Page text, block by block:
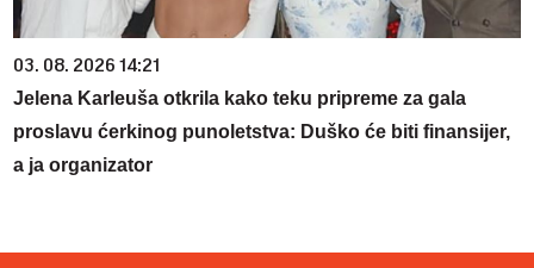
03. 08. 2026 14:21
Jelena Karleuša otkrila kako teku pripreme za gala
proslavu ćerkinog punoletstva: Duško će biti finansijer,
a ja organizator